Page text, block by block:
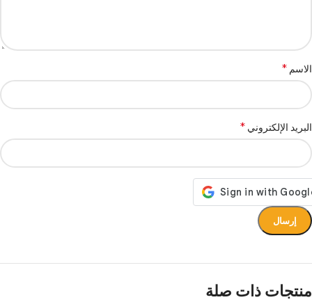
الاسم *
البريد الإلكتروني *
منتجات ذات صلة